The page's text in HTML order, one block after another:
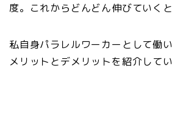
度。これからどんどん伸びていく
私自身パラレルワーカーとして働
メリットとデメリットを紹介して